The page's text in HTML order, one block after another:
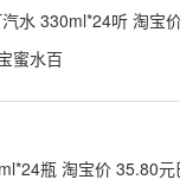
水 330ml*24听 淘宝
蜜水百
瓶 淘宝价 35.80